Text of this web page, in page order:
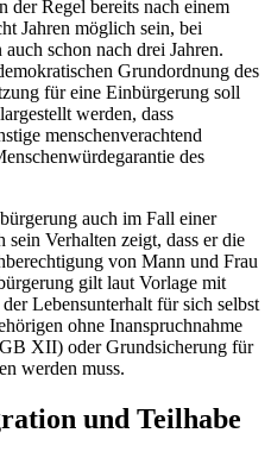
der Regel bereits nach einem
Jahren möglich sein, bei
schon nach drei Jahren.
Grundordnung des
für eine Einbürgerung soll
werden, dass
menschenverachtend
des
auch im Fall einer
Verhalten zeigt, dass er die
von Mann und Frau
gilt laut Vorlage mit
Lebensunterhalt für sich selbst
ohne Inanspruchnahme
XII) oder Grundsicherung für
werden muss.
und Teilhabe